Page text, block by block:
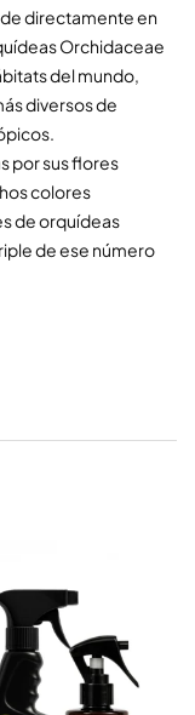
directamente en
Orchidaceae
del mundo,
diversos de
por sus flores
colores
de orquídeas
de ese número